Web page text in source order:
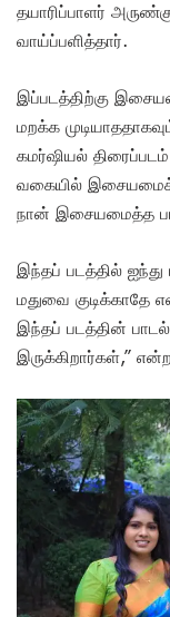
தயாரிப்பாளர்
வாய்ப்பளித்தார்.
இப்படத்திற்கு
மறக்க
கமர்ஷியல்
வகையில்
நான் இசையமைத்த
இந்தப் படத்தில்
மதுவை குடிக்காதே
இந்தப் படத்தின்
இருக்கிறார்கள்,”